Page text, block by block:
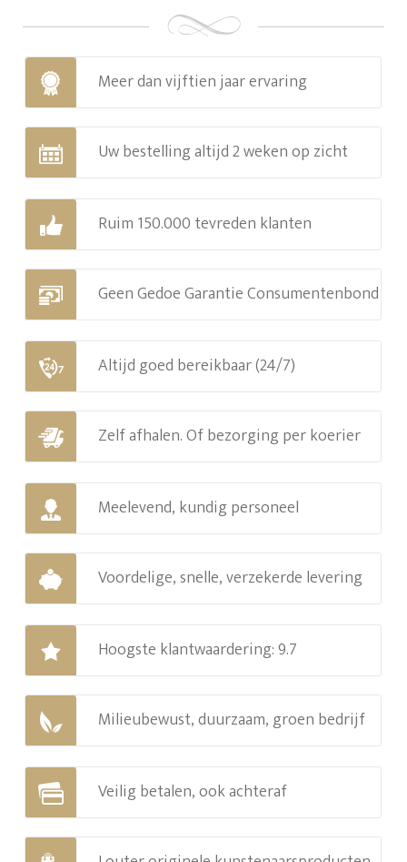
Meer dan vijftien jaar ervaring
Uw bestelling altijd 2 weken op zicht
Ruim 150.000 tevreden klanten
Geen Gedoe Garantie Consumentenbond
Altijd goed bereikbaar (24/7)
Zelf afhalen. Of bezorging per koerier
Meelevend, kundig personeel
Voordelige, snelle, verzekerde levering
Hoogste klantwaardering: 9.7
Milieubewust, duurzaam, groen bedrijf
Veilig betalen, ook achteraf